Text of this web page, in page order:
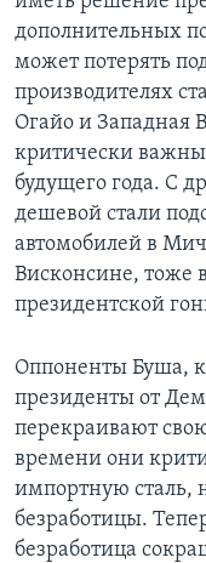
дополнительных
может потерять
производителях
Огайо и Западная
критически важны
будущего года. С
дешевой стали
автомобилей в
Висконсине, тоже
президентской
Оппоненты Буша,
президенты от
перекраивают
времени они
импортную сталь,
безработицы.
безработица